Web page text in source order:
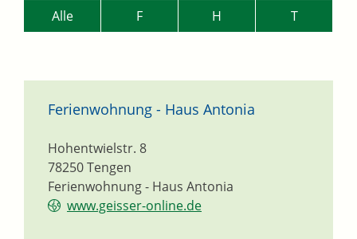
Alle F H T
Ferienwohnung - Haus Antonia
Ferienwohnung - Haus Antonia
Hohentwielstr. 8
78250Tengen
www.geisser-online.de